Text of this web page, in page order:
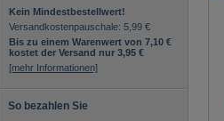
Kein Mindestbestellwert!
Versandkostenpauschale: 5,99 €
Bis zu einem Warenwert von 7,10 €
kostet der Versand nur 3,95 €
[mehr Informationen]
So bezahlen Sie